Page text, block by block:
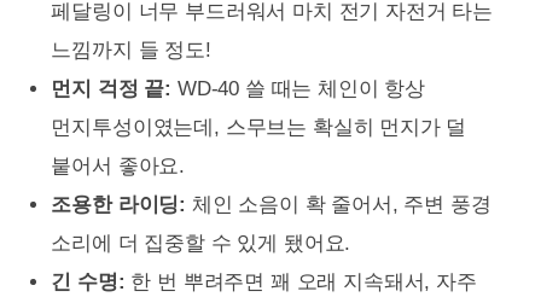
페달링이 너무 부드러워서 마치 전기 자전거 타는
느낌까지 들 정도!
먼지 걱정 끝: WD-40 쓸 때는 체인이 항상
먼지투성이였는데, 스무브는 확실히 먼지가 덜
붙어서 좋아요.
조용한 라이딩: 체인 소음이 확 줄어서, 주변 풍경
소리에 더 집중할 수 있게 됐어요.
긴 수명: 한 번 뿌려주면 꽤 오래 지속돼서, 자주